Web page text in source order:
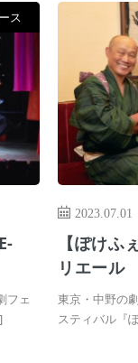
ス
フェ
2023.07.01
【ぽけふ
リエール
東京・中野の
スティバル『